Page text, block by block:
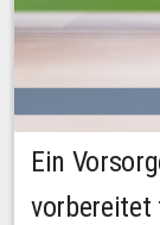
Ein
vorbereitet